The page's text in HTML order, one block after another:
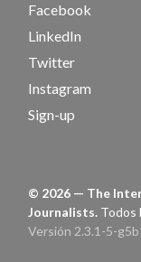
Facebook
LinkedIn
Twitter
Instagram
Sign-up
© 2026 — The
Journalists. Todos
Versión 2.3.1-5-